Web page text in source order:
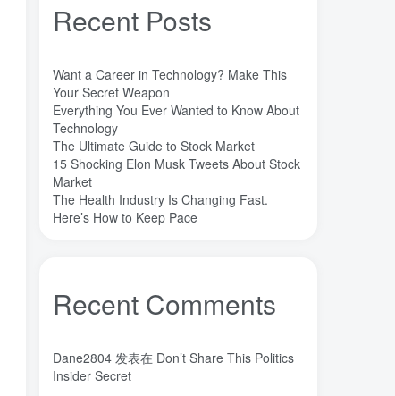
达芬奇(1) 超分辨显微成像(2)
苏醒 (1) (1) 自信 (1) 胡良兵 (53)
网盘(0) 经济类(0)
秘密，吸引力法则，纪录片，下载(0)
秘密 (1) 碳离子治疗系统(1) 研究方向
石墨烯储能(1) 石墨烯(20) 真空阀门 (1)
真空系统
潍坊(1) 流动性(1)
宝塔(2) 学术会议(0) 大国崛起(1)
命运(2) 吸引力法则(1) 君临 (1)
Recent Posts
Want a Career in Technology? Make This
Your Secret Weapon
Everything You Ever Wanted to Know About
Technology
The Ultimate Guide to Stock Market
15 Shocking Elon Musk Tweets About Stock
Market
The Health Industry Is Changing Fast.
Here’s How to Keep Pace
Recent Comments
Dane2804 发表在 Don’t Share This Politics
Insider Secret